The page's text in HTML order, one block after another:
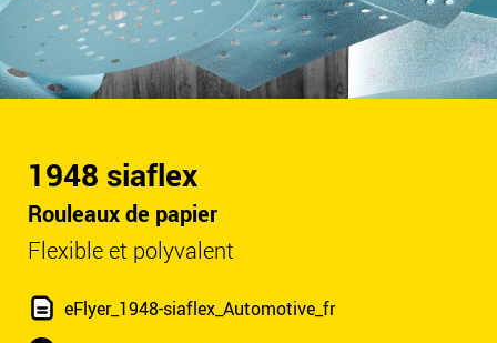
1948 siaflex
Rouleaux de papier
Flexible et polyvalent
eFlyer_1948-siaflex_Automotive_fr